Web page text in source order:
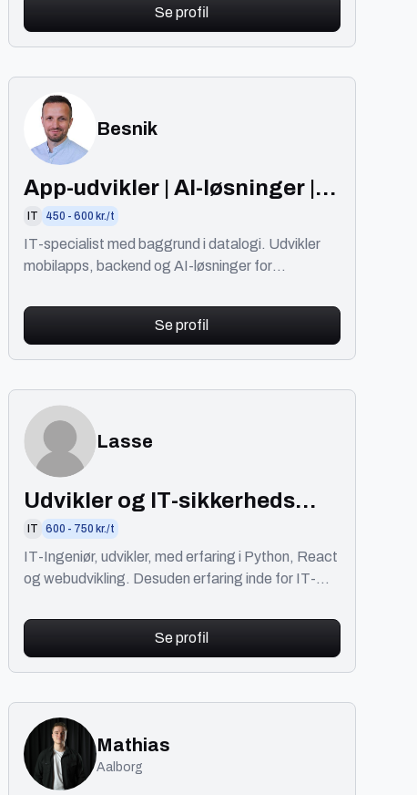
Se profil
Besnik
App-udvikler | AI-løsninger |
Cloud & automatisering
IT 450 - 600 kr./t
IT-specialist med baggrund i datalogi. Udvikler
mobilapps, backend og AI-løsninger for
Se profil
Lasse
Udvikler og IT-sikkerheds
konsulent
IT 600 - 750 kr./t
IT-Ingeniør, udvikler, med erfaring i Python, React
og webudvikling. Desuden erfaring inde for IT-
Se profil
Mathias
Aalborg